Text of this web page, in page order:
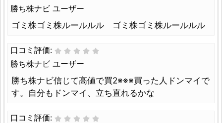
勝ち株ナビ ユーザー
ゴミ株ゴミ株ルールルル ゴミ株ゴミ株ルールルル
口コミ評価:
勝ち株ナビ ユーザー
勝ち株ナビ信じて高値で買2※※※買った人ドンマイで
す。自分もドンマイ、立ち直れるかな
口コミ評価: